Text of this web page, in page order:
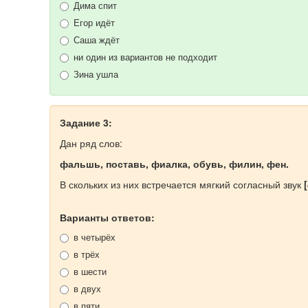
Дима спит
Егор идёт
Саша ждёт
ни один из вариантов не подходит
Зина ушла
Задание 3:
Дан ряд слов:
фальшь, поставь, фиалка, обувь, филин, фен.
В скольких из них встречается мягкий согласный звук
Варианты ответов:
в четырёх
в трёх
в шести
в двух
в пяти